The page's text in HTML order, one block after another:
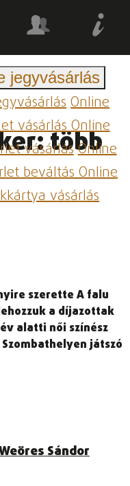
jegyvásárlás
Online
vásárlásOnline
vásárlásOnline
beváltásOnline
vásárlás
több
szerette A falu
a díjazottak
alatti női színész
játszó
Sándor